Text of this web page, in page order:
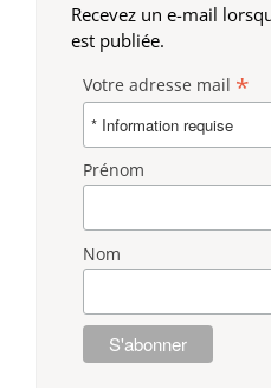
Recevez un e-mail
est publiée.
Votre adresse mail *
Prénom
Nom